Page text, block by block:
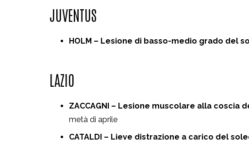
JUVENTUS
HOLM – Lesione di basso-medio grado del
LAZIO
ZACCAGNI – Lesione muscolare alla coscia
metà di aprile
CATALDI – Lieve distrazione a carico del